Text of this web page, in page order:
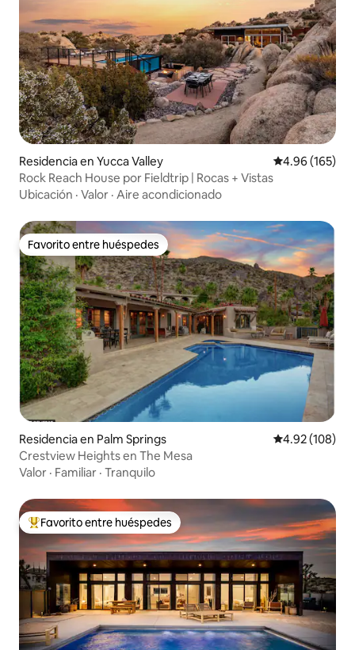
Residencia en Yucca Valley Calificación
4.96 (165)
Rock Reach House por Fieldtrip | Rocas + Vistas
Ubicación · Valor · Aire acondicionado
Favorito entre huéspedes
Favorito entre huéspedes
Residencia en Palm Springs Calificación
4.92 (108)
Crestview Heights en The Mesa
Valor · Familiar · Tranquilo
De los mejores en Favorito entre huéspedes
Favorito entre huéspedes